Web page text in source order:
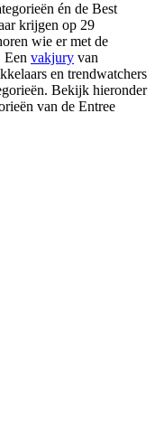
én de Best
krijgen op 29
wie er met de
Een vakjury van
en trendwatchers
Bekijk hieronder
van de Entree